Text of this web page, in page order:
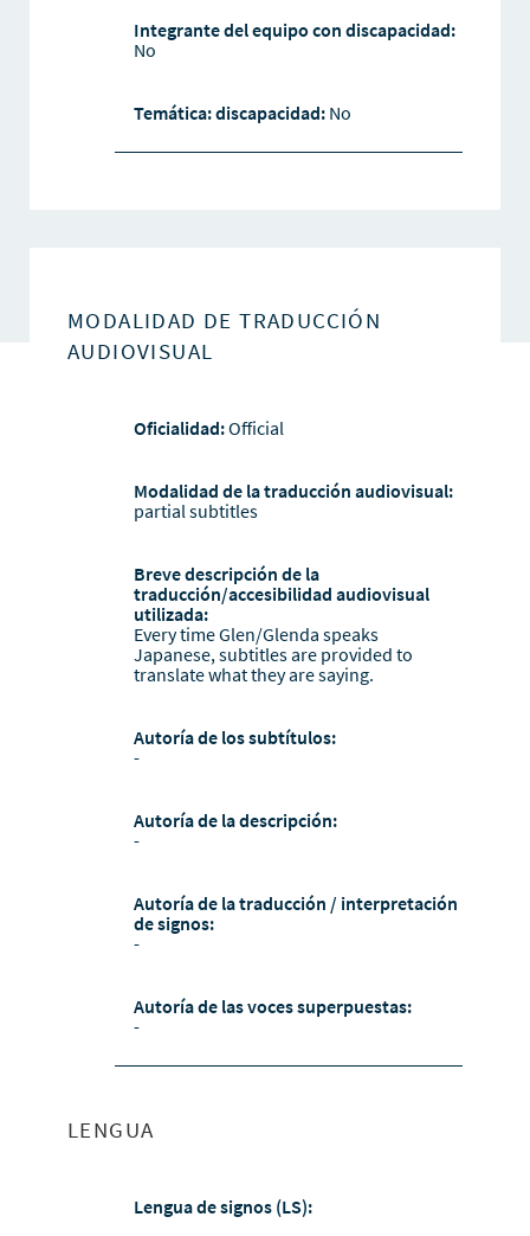
Integrante del equipo con discapacidad:
No
Temática: discapacidad: No
MODALIDAD DE TRADUCCIÓN
AUDIOVISUAL
Oficialidad:Official
Modalidad de la traducción audiovisual:
partial subtitles
Breve descripción de la
traducción/accesibilidad audiovisual
utilizada:
Every time Glen/Glenda speaks
Japanese, subtitles are provided to
translate what they are saying.
Autoría de los subtítulos:
-
Autoría de la descripción:
-
Autoría de la traducción / interpretación
de signos:
-
Autoría de las voces superpuestas:
-
LENGUA
Lengua de signos (LS):